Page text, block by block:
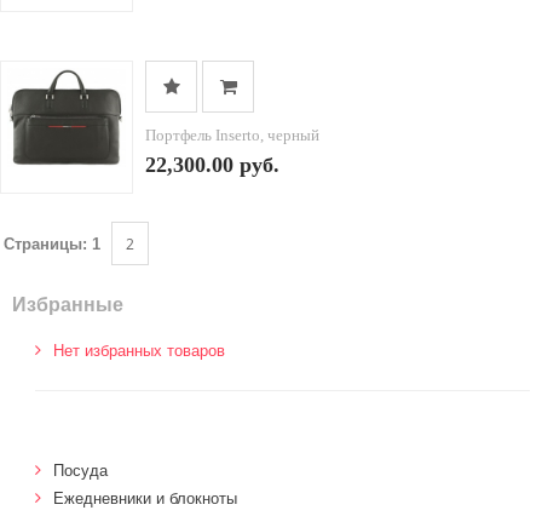
Портфель Inserto, черный
22,300.00 руб.
Страницы: 1 2
Избранные
Нет избранных товаров
Посуда
Ежедневники и блокноты